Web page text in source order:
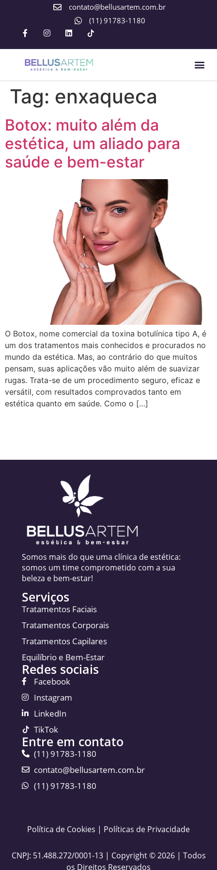
contato@bellusartem.com.br
(11) 91783-1180
Tag: enxaqueca
Botox: muito além da
estética, um aliado para
saúde e bem-estar
O Botox, nome comercial da toxina botulínica tipo A, é
um dos tratamentos mais conhecidos e procurados no
mundo da estética. Mas, ao contrário do que muitos
pensam, suas aplicações vão muito além de suavizar
rugas. Trata-se de um procedimento seguro, eficaz e
versátil, com resultados comprovados tanto em
estética quanto em saúde. Como o […]
Somos mais do que uma clínica de estética:
somos um time comprometido com a sua
beleza e bem-estar!
Serviços
Tratamentos Faciais
Tratamentos Corporais
Tratamentos Capilares
Equilíbrio e Bem-Estar
Redes sociais
Facebook
Instagram
LinkedIn
TikTok
Entre em contato
(11) 91783-1180
contato@bellusartem.com.br
(11) 91783-1180
Política de Cookies | Políticas de Privacidade
CNPJ: 51.488.272/0001-13 | Copyright © 2026 | Todos
os Direitos Reservados